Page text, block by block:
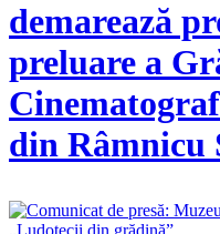
demarează
preluare a
din Râmnicu